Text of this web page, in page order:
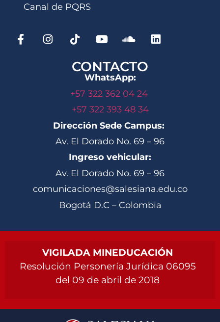
Canal de PQRS
CONTACTO
WhatsApp:
+57 322 362 04 24
+57 322 393 48 34
Dirección Sede Campus:
Av. El Dorado No. 69 – 96
Ingreso vehicular:
Av. El Dorado No. 69 – 96
comunicaciones@salesiana.edu.co
Bogotá D.C – Colombia
VIGILADA MINEDUCACIÓN
Resolución Personería Jurídica 06095
del 09 de abril de 2018